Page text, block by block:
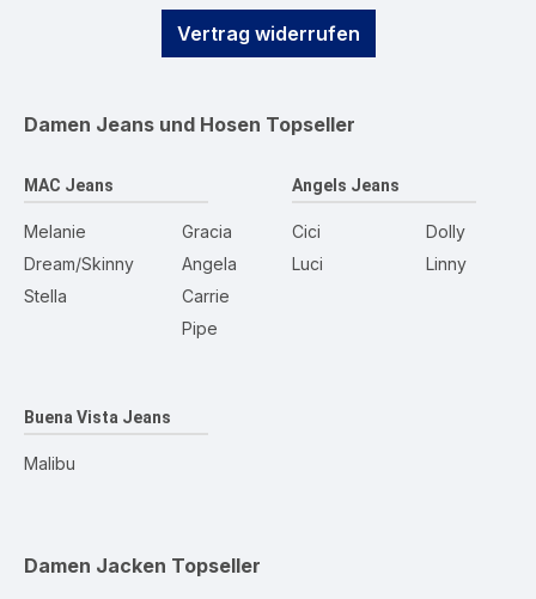
Vertrag widerrufen
Damen Jeans und Hosen Topseller
MAC Jeans
Melanie
Dream/Skinny
Stella
Gracia
Angela
Carrie
Pipe
Angels Jeans
Cici
Luci
Dolly
Linny
Buena Vista Jeans
Malibu
Damen Jacken Topseller